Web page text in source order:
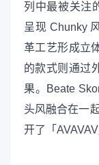
列中最被关注
呈现 Chunky
革工艺形成立
的款式则通过
果。Beate
头风融合在一
开了「